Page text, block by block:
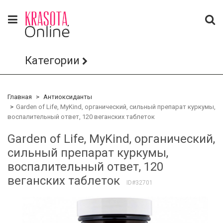
Категории
Главная
Антиоксиданты
Garden of Life, MyKind, органический, сильный препарат куркумы,
воспалительный ответ, 120 веганских таблеток
Garden of Life, MyKind, органический,
сильный препарат куркумы,
воспалительный ответ, 120
веганских таблеток
ID#32701